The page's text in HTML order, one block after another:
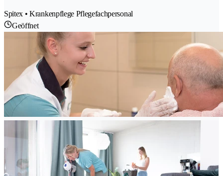
Spitex • Krankenpflege Pflegefachpersonal
Geöffnet